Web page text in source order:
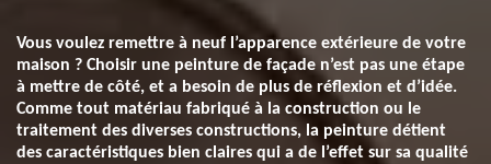
Vous voulez remettre à neuf l’apparence extérieure de votre
maison ? Choisir une peinture de façade n’est pas une étape
à mettre de côté, et a besoin de plus de réflexion et d’idée.
Comme tout matériau fabriqué à la construction ou le
traitement des diverses constructions, la peinture détient
des caractéristiques bien claires qui a de l’effet sur sa qualité